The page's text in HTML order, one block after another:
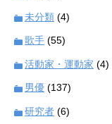
未分類 (4)
歌手 (55)
活動家・運動家 (4)
男優 (137)
研究者 (6)